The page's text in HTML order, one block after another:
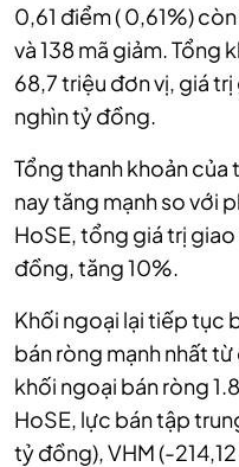
0,61 điểm ( 0,61%)
và 138 mã giảm. Tổng
68,7 triệu đơn vị, giá
nghìn tỷ đồng.
Tổng thanh khoản
nay tăng mạnh so với
HoSE, tổng giá trị
đồng, tăng 10%.
Khối ngoại lại tiếp tục
bán ròng mạnh nhất
khối ngoại bán ròng
HoSE, lực bán tập
tỷ đồng), VHM (-